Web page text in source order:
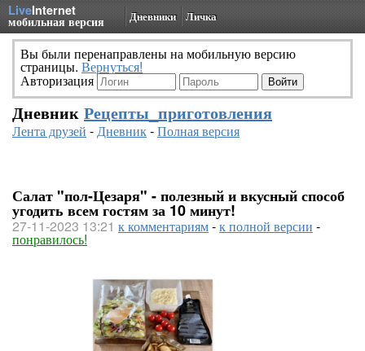
LiveInternet
мобильная версия Дневники Личка
Вы были перенаправлены на мобильную версию
страницы. Вернуться!
Авторизация
Дневник Рецепты_приготовления
Лента друзей -Дневник-Полная версия
Салат "пол-Цезаря" - полезный и вкусный способ
угодить всем гостям за 10 минут!
27-11-2023 13:21 к комментариям-к полной версии -
понравилось!